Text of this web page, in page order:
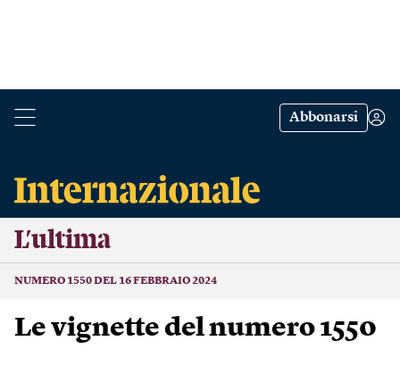
Abbonarsi
L’ultima
NUMERO 1550 DEL 16 FEBBRAIO 2024
Le vignette del numero 1550